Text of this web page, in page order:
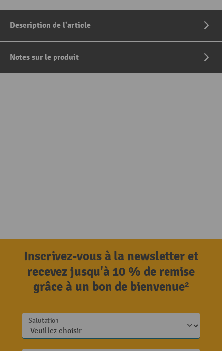
Description de l'article
Notes sur le produit
Inscrivez-vous à la newsletter et
recevez jusqu'à 10 % de remise
grâce à un bon de bienvenue²
Salutation